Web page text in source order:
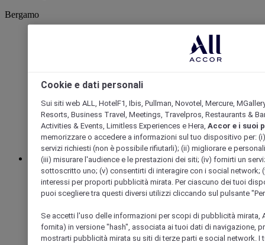
Bergamo
BERGAMO, Italia
Mercure Bergamo Centro Palazzo Dolci
Il Mercure Bergamo Centro Palazzo Dolci è un elegante hotel
4 stelle nel centro di Bergamo bassa. Costituito da 92 camere
dal design elegante, in cui l'attenzione al dettaglio e i colori
Cookie e dati personali
Sui siti web ALL, HotelF1, Ibis, Pullman, Novotel, Mercure,
Resorts, Business Travel, Meetings, Travelpros, Restaurants &
Activities & Events, Limitless Experiences e Hera, Accor e i suoi
memorizzare o accedere a informazioni sul tuo dispositivo per:
servizi richiesti (non è possibile rifiutarli); (ii) migliorare e
(iii) misurare l'audience e le prestazioni dei siti; (iv) fornirti un
sottoscritto uno; (v) consentirti di interagire con i social network;
interessi per proporti pubblicità mirata. Per ciascuno dei tuoi
puoi scegliere tra questi diversi utilizzi cliccando sul pulsante
Se accetti l'uso delle informazioni per scopi di pubblicità mirata,
fornita) in versione "hash", associata ai tuoi dati di navigazione,
mostrarti pubblicità mirata su siti di terze parti e social network. I